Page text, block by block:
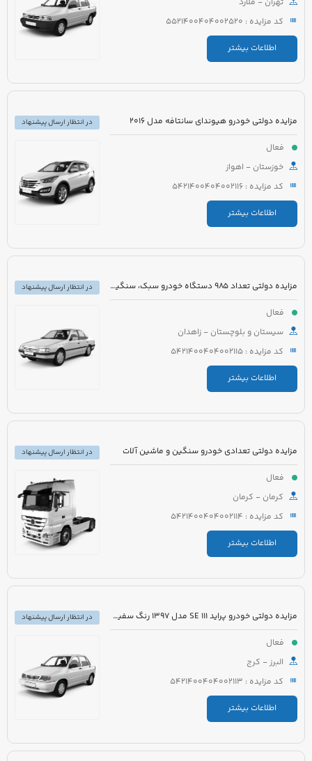
کد مزایده : 5521400404002520
اطلاعات بیشتر
مزایده دولتی خودرو هیوندای سانتافه مدل 2016
فعال
خوزستان - اهواز
کد مزایده : 5421400404002116
اطلاعات بیشتر
در انتظار ارسال پیشنهاد
مزایده دولتی تعداد 985 دستگاه خودرو سبک، سنگین و موتورسیکلت
فعال
سیستان و بلوچستان - زاهدان
کد مزایده : 5421400404002115
اطلاعات بیشتر
در انتظار ارسال پیشنهاد
مزایده دولتی تعدادی خودرو سنگین و ماشین آلات
فعال
کرمان - کرمان
کد مزایده : 5421400404002114
اطلاعات بیشتر
در انتظار ارسال پیشنهاد
مزایده دولتی خودرو پراید 111 SE مدل 1397 رنگ سفید روغنی
فعال
البرز - کرج
کد مزایده : 5421400404002113
اطلاعات بیشتر
در انتظار ارسال پیشنهاد